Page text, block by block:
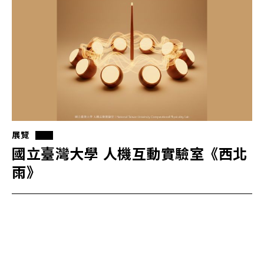
展覽
國立臺灣大學 人機互動實驗室《西北
雨》